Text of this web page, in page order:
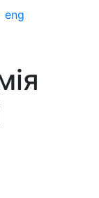
eng